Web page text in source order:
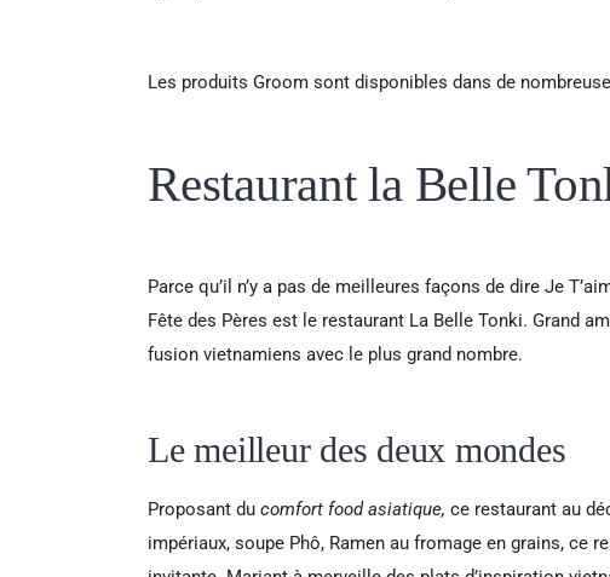
Les produits Groom sont disponibles dans de
Restaurant la Belle
Parce qu’il n’y a pas de meilleures façons de dire Je
Fête des Pères est le restaurant La Belle Tonki. Grand
fusion vietnamiens avec le plus grand nombre.
Le meilleur des deux mondes
Proposant du comfort food asiatique, ce restaurant au
impériaux, soupe Phô, Ramen au fromage en grains, ce